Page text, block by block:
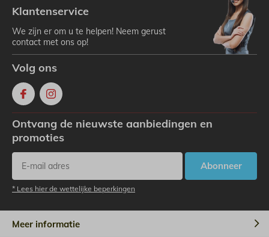
Klantenservice
We zijn er om u te helpen! Neem gerust
contact met ons op!
Volg ons
Ontvang de nieuwste aanbiedingen en
promoties
Abonneer
* Lees hier de wettelijke beperkingen
Meer informatie